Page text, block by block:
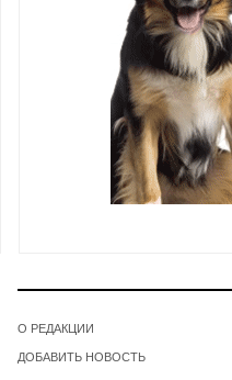
О РЕДАКЦИИ
ДОБАВИТЬ НОВОСТЬ